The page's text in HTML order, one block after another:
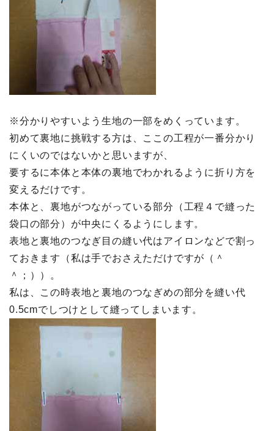
※分かりやすいよう生地の一部をめくっています。
初めて裏地に挑戦する方は、ここの工程が一番分かり
にくいのではないかと思いますが、
要するに本体と本体の裏地でわかれるように折り方を
変えるだけです。
本体と、裏地がつながっている部分（工程４で縫った
袋口の部分）が中央にくるようにします。
表地と裏地のつなぎ目の縫い代はアイロンなどで割っ
ておきます（私は手でおさえただけですが（＾
＾；））。
私は、この時表地と裏地のつなぎめの部分を縫い代
0.5cmでしつけとして縫ってしまいます。